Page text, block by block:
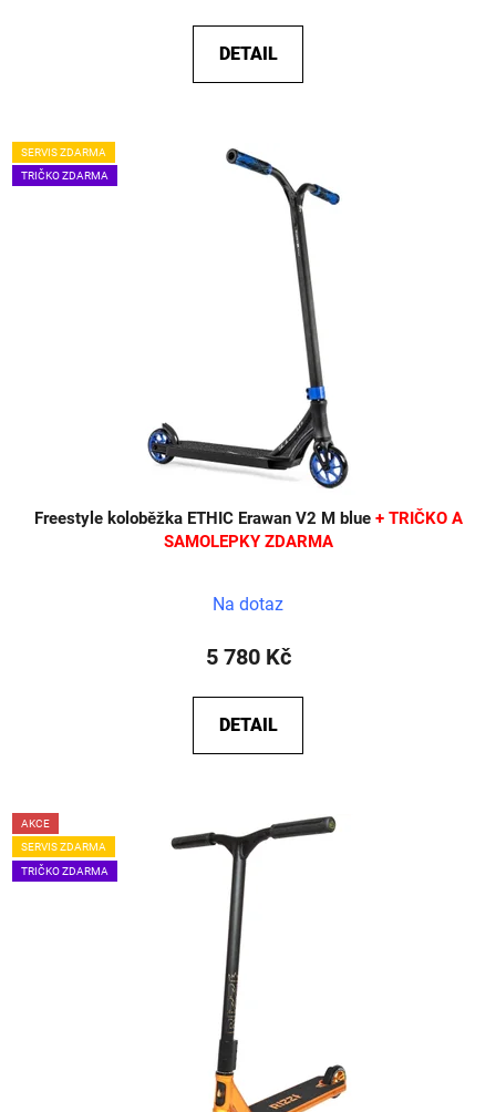
DETAIL
SERVIS ZDARMA
TRIČKO ZDARMA
Freestyle koloběžka ETHIC Erawan V2 M blue + TRIČKO A
SAMOLEPKY ZDARMA
Na dotaz
5 780 Kč
DETAIL
AKCE
SERVIS ZDARMA
TRIČKO ZDARMA